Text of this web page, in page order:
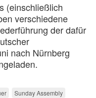
(einschließlich
verschiedene
der dafür
nach Nürnberg
Sunday Assembly